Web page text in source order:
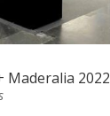
Maderalia 2022